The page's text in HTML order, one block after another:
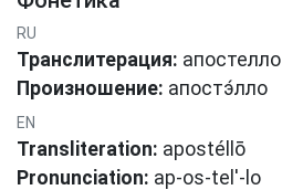
RU
Транслитерация: апостелло
Произношение: апοстэ́лло
EN
Transliteration: apostéllō
Pronunciation: ap-os-tel'-lo